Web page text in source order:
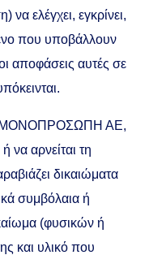
ελέγχει, εγκρίνει,
που υποβάλλουν
αποφάσεις αυτές σε
MONOΠΡΟΣΩΠΗ ΑΕ,
να αρνείται τη
δικαιώματα
συμβόλαια ή
(φυσικών ή
και υλικό που